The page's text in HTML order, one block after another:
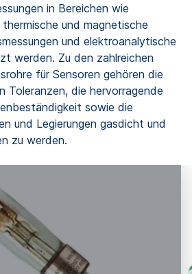
in Bereichen wie
und magnetische
und elektroanalytische
werden. Zu den zahlreichen
für Sensoren gehören die
Toleranzen, die hervorragende
sowie die
und Legierungen gasdicht und
zu werden.